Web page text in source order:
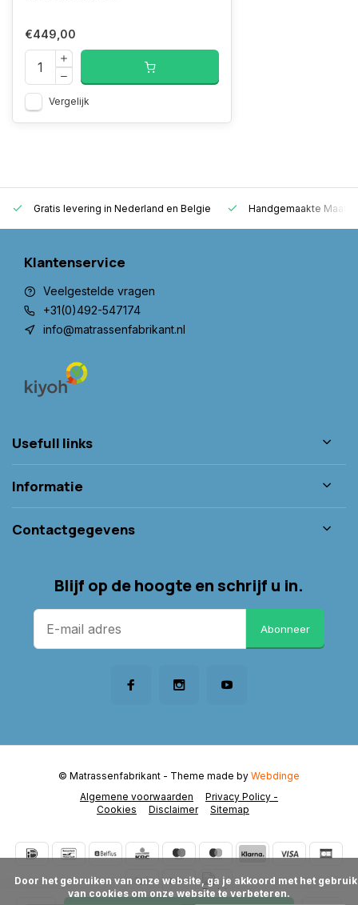
€449,00
Vergelijk
Gratis levering in Nederland en Belgie Handgemaakte
Klantenservice
Veelgestelde vragen
+31(0)492-547174
info@matrassenfabrikant.nl
Usefull links
Informatie
Contactgegevens
Blijf op de hoogte en schrijf u in.
Abonneer
Algemene voorwaarden
Privacy Policy -
Cookies
Disclaimer Sitemap
© Matrassenfabrikant - Theme made by Webdinge
van cookies om onze website te verbeteren.